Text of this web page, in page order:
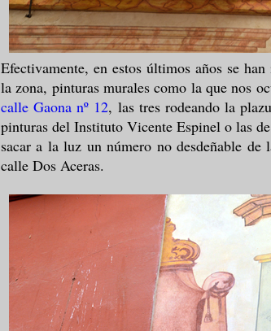
Efectivamente, en estos últimos años se
la zona, pinturas murales como la que nos
calle Gaona nº 12, las tres rodeando la
pinturas del Instituto Vicente Espinel o las
sacar a la luz un número no desdeñable
calle Dos Aceras.